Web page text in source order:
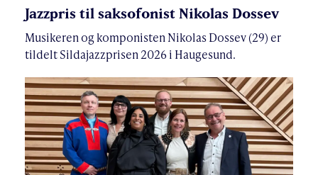
Jazzpris til saksofonist Nikolas Dossev
Musikeren og komponisten Nikolas Dossev (29) er
tildelt Sildajazzprisen 2026 i Haugesund.